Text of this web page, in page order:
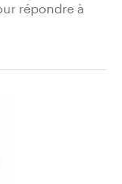
répondre à